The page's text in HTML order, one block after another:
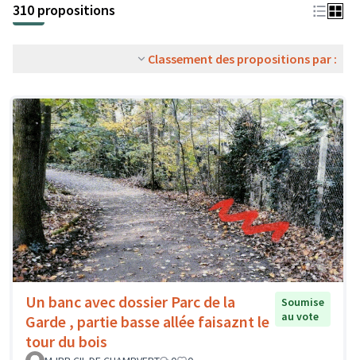
310 propositions
Classement des propositions par :
Un banc avec dossier Parc de la
Garde , partie basse allée faisaznt le
tour du bois
Soumise
au vote